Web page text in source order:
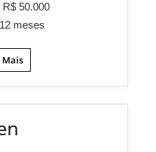
R$ 50.000
meses
Mais